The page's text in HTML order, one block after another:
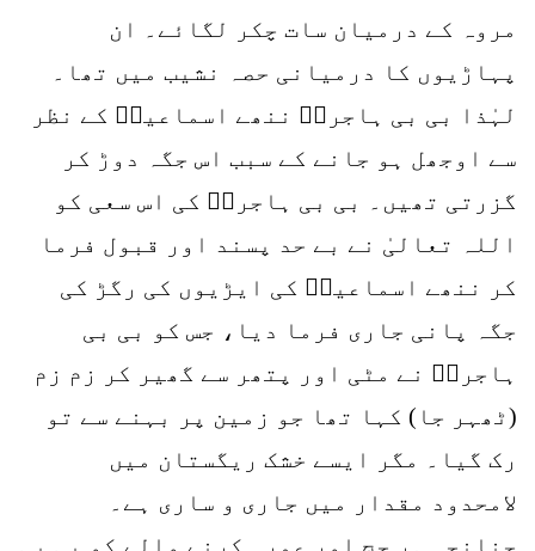
مروہ کے درمیان سات چکر لگائے۔ ان
پہاڑیوں کا درمیانی حصہ نشیب میں تھا۔
لہٰذا بی بی ہاجرہؓ ننھے اسماعیلؑ کے نظر
سے اوجھل ہو جانے کے سبب اس جگہ دوڑ کر
گزرتی تھیں۔ بی بی ہاجرہؓ کی اس سعی کو
اللہ تعالیٰ نے بے حد پسند اور قبول فرما
کر ننھے اسماعیلؑ کی ایڑیوں کی رگڑ کی
جگہ پانی جاری فرما دیا، جس کو بی بی
ہاجرہؓ نے مٹی اور پتھر سے گھیر کر زم زم
(ٹھہر جا) کہا تھا جو زمین پر بہنے سے تو
رک گیا۔ مگر ایسے خشک ریگستان میں
لامحدود مقدار میں جاری و ساری ہے۔
چنانچہ ہر حج اور عمرہ کرنے والے کو بی بی